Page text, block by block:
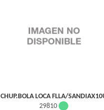
CHUP.BOLA LOCA FLLA/
29810